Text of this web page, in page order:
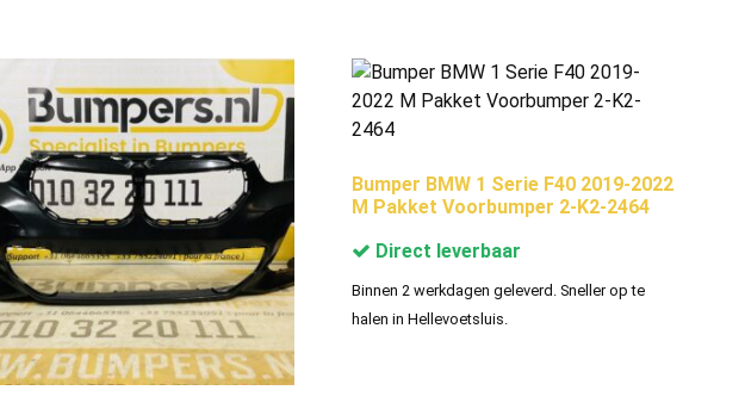
Bumper BMW 1 Serie F40 2019-2022
M Pakket Voorbumper 2-K2-2464
Direct leverbaar
Binnen 2 werkdagen geleverd. Sneller op te
halen in Hellevoetsluis.